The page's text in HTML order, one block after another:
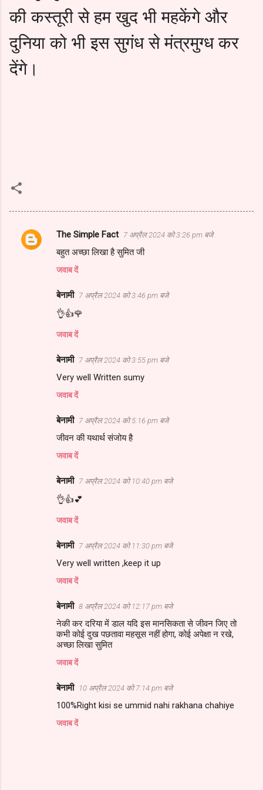
की कस्तूरी से हम खुद भी महकेंगे और
दुनिया को भी इस सुगंध से मंत्रमुग्ध कर
देंगे।
टि
The Simple Fact 7 अप्रैल 2024 को 3:26 pm बजे
बहुत अच्छा लिखा है सुमित जी
जवाब दें
बेनामी 7 अप्रैल 2024 को 3:46 pm बजे
👌👍🌹
जवाब दें
बेनामी 7 अप्रैल 2024 को 3:55 pm बजे
Very well Written sumy
जवाब दें
बेनामी 7 अप्रैल 2024 को 5:16 pm बजे
जीवन की यथार्थ संजोय है
जवाब दें
बेनामी 7 अप्रैल 2024 को 10:40 pm बजे
👌👍💕
जवाब दें
बेनामी 7 अप्रैल 2024 को 11:30 pm बजे
Very well written ,keep it up
जवाब दें
बेनामी 8 अप्रैल 2024 को 12:17 pm बजे
नेकी कर दरिया में डाल यदि इस मानसिकता से जीवन जिए तो
कभी कोई दुख पछतावा महसूस नहीं होगा, कोई अपेक्षा न रखे,
अच्छा लिखा सुमित
जवाब दें
बेनामी 10 अप्रैल 2024 को 7:14 pm बजे
100%Right kisi se ummid nahi rakhana chahiye
जवाब दें